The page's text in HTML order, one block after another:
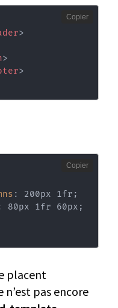
>
>
>
Copier
: 200px 1fr ;
80px 1fr 60px ;
Copier
placent
pas encore